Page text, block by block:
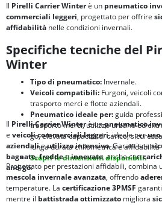
Il Pirelli Carrier Winterè un pneumatico
commerciali leggeri, progettato per offrire
affidabilità nelle condizioni invernali.
Specifiche tecniche del
Winter
Tipo di pneumatico: Invernale.
Veicoli compatibili: Furgoni, veicoli
trasporto merci e flotte aziendali.
Pneumatico ideale per:guida
trasporto merci, utilizzo urbano ed
go, elevata capacità di carico,
lunga durata chilometrica e
Scopri le dimensioni disponibili.
Il Pirelli Carrier Winterè unpneumatico
e veicoli commerciali leggeri, ideale per
aziendalieutilizzo intensivo. Garantisce
bagnate,freddeeinnevate, anche con
and-go.
Progettato per prestazioni affidabili, combina
mescola invernale avanzata, offrendo
temperature. La certificazione3PMSF
mentre il battistrada ottimizzato migliora